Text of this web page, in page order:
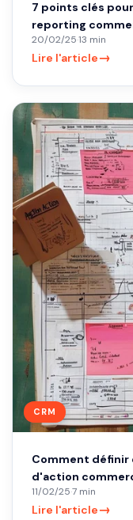
7 points clés
reporting
20/02/25·13 min
Lire l'article→
CRM
Comment
d'action
11/02/25·7 min
Lire l'article→